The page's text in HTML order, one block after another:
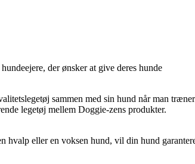
der ønsker at give deres hunde
sammen med sin hund når man
legetøj mellem Doggie-zens produkter.
hvalp eller en voksen hund, vil din hund